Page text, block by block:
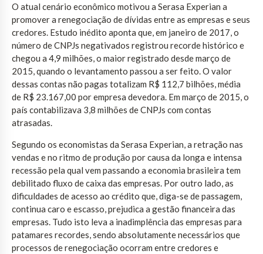
O atual cenário econômico motivou a Serasa Experian a
promover a renegociação de dívidas entre as empresas e seus
credores. Estudo inédito aponta que, em janeiro de 2017, o
número de CNPJs negativados registrou recorde histórico e
chegou a 4,9 milhões, o maior registrado desde março de
2015, quando o levantamento passou a ser feito. O valor
dessas contas não pagas totalizam R$ 112,7 bilhões, média
de R$ 23.167,00 por empresa devedora. Em março de 2015, o
país contabilizava 3,8 milhões de CNPJs com contas
atrasadas.
Segundo os economistas da Serasa Experian, a retração nas
vendas e no ritmo de produção por causa da longa e intensa
recessão pela qual vem passando a economia brasileira tem
debilitado fluxo de caixa das empresas. Por outro lado, as
dificuldades de acesso ao crédito que, diga-se de passagem,
continua caro e escasso, prejudica a gestão financeira das
empresas. Tudo isto leva a inadimplência das empresas para
patamares recordes, sendo absolutamente necessários que
processos de renegociação ocorram entre credores e